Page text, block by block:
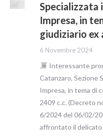
Specializzata
Impresa, in
giudiziario ex
6 Novembre 2024
Interessante
Catanzaro, Sezione
Impresa, in tema di
2409 c.c. (Decreto
6/2024 del 06/02/
affrontato il delicato